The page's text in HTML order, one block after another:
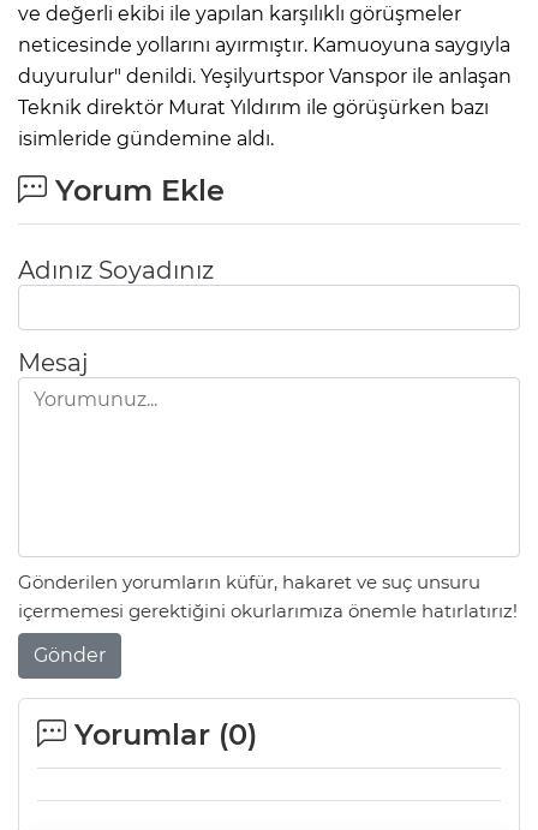
ve değerli ekibi ile yapılan karşılıklı görüşmeler
neticesinde yollarını ayırmıştır. Kamuoyuna saygıyla
duyurulur" denildi. Yeşilyurtspor Vanspor ile anlaşan
Teknik direktör Murat Yıldırım ile görüşürken bazı
isimleride gündemine aldı.
Yorum Ekle
Adınız Soyadınız
Mesaj
Gönderilen yorumların küfür, hakaret ve suç unsuru
içermemesi gerektiğini okurlarımıza önemle hatırlatırız!
Gönder
Yorumlar (0)